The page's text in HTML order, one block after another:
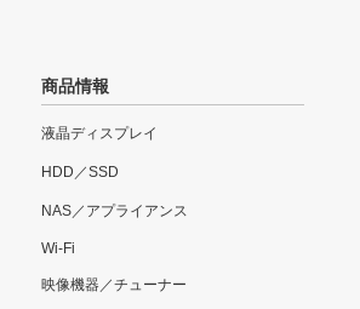
商品情報
液晶ディスプレイ
HDD／SSD
NAS／アプライアンス
Wi-Fi
映像機器／チューナー